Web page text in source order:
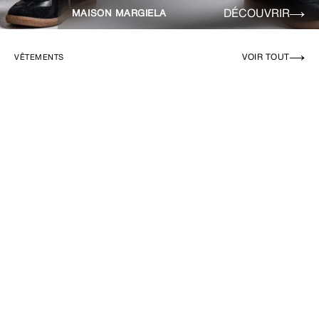
MAISON MARGIELA DÉCOUVRIR
VÊTEMENTS VOIR TOUT